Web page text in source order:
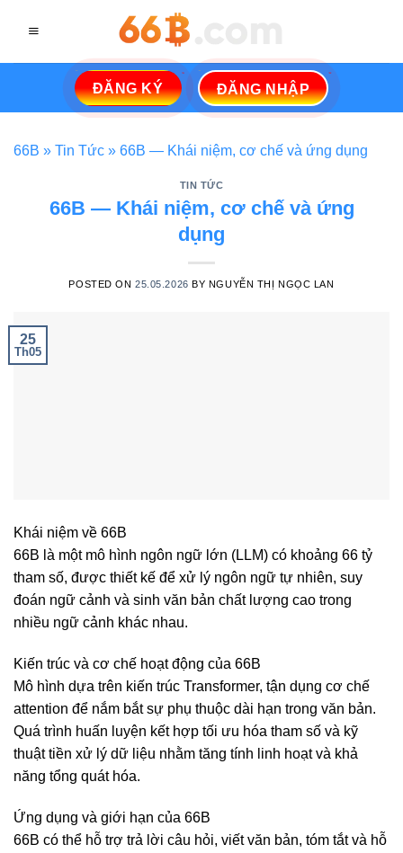
ĐĂNG KÝ ĐĂNG NHẬP
66B » Tin Tức » 66B — Khái niệm, cơ chế và ứng dụng
TIN TỨC
66B — Khái niệm, cơ chế và ứng
dụng
POSTED ON25.05.2026 BY NGUYỄN THỊ NGỌC LAN
25
Th05
Khái niệm về 66B
66B là một mô hình ngôn ngữ lớn (LLM) có khoảng 66 tỷ
tham số, được thiết kế để xử lý ngôn ngữ tự nhiên, suy
đoán ngữ cảnh và sinh văn bản chất lượng cao trong
nhiều ngữ cảnh khác nhau.
Kiến trúc và cơ chế hoạt động của 66B
Mô hình dựa trên kiến trúc Transformer, tận dụng cơ chế
attention để nắm bắt sự phụ thuộc dài hạn trong văn bản.
Quá trình huấn luyện kết hợp tối ưu hóa tham số và kỹ
thuật tiền xử lý dữ liệu nhằm tăng tính linh hoạt và khả
năng tổng quát hóa.
Ứng dụng và giới hạn của 66B
66B có thể hỗ trợ trả lời câu hỏi, viết văn bản, tóm tắt và hỗ